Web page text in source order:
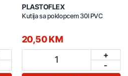
PLASTOFLEX
Kutija sa poklopcem 30l PVC
20,50 KM
1
+
-